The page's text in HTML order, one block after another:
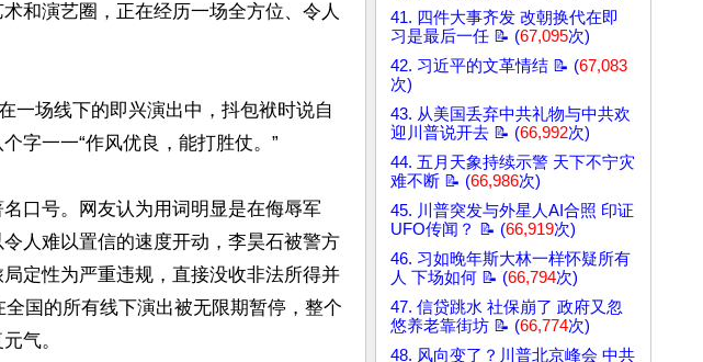
和演艺圈，正在经历一场全方位、令人
一场线下的即兴演出中，抖包袱时说自
字一一“作风优良，能打胜仗。”
口号。网友认为用词明显是在侮辱军
人难以置信的速度开动，李昊石被警方
定性为严重违规，直接没收非法所得并
国的所有线下演出被无限期暂停，整个
气。
41. 四件大事齐发 改朝换代在即
习是最后一任 📝 (67,095次)
42. 习近平的文革情结 📝 (67,083
次)
43. 从美国丢弃中共礼物与中共欢
迎川普说开去 📝 (66,992次)
44. 五月天象持续示警 天下不宁灾
难不断 📝 (66,986次)
45. 川普突发与外星人AI合照 印证
UFO传闻？ 📝 (66,919次)
46. 习如晚年斯大林一样怀疑所有
人 下场如何 📝 (66,794次)
47. 信贷跳水 社保崩了 政府又忽
悠养老靠街坊 📝 (66,774次)
48. 风向变了？川普北京峰会 中共